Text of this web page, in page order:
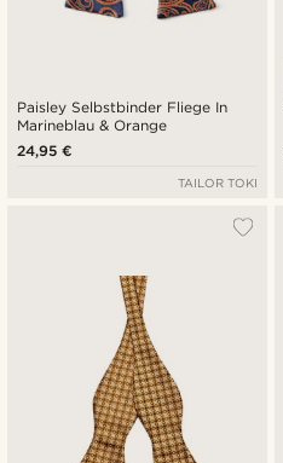
Paisley Selbstbinder Fliege In
Marineblau & Orange
24,95 €
TAILOR TOKI